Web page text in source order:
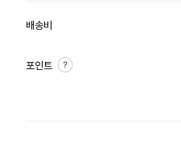
배송비
포인트